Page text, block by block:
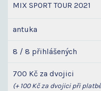
MIX SPORT TOUR 2021
antuka
8 / 8 přihlášených
700 Kč za dvojici
(+ 100 Kč za dvojici při